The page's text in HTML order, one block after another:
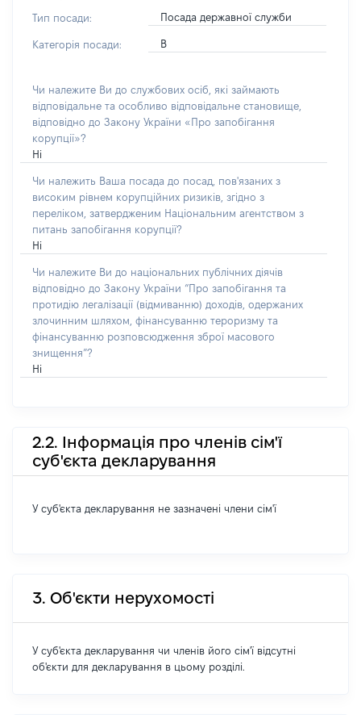
Тип посади: Посада державної служби
Категорія посади: В
Чи належите Ви до службових осіб, які займають
відповідальне та особливо відповідальне становище,
відповідно до Закону України «Про запобігання
корупції»?
Ні
Чи належить Ваша посада до посад, пов'язаних з
високим рівнем корупційних ризиків, згідно з
переліком, затвердженим Національним агентством з
питань запобігання корупції?
Ні
Чи належите Ви до національних публічних діячів
відповідно до Закону України “Про запобігання та
протидію легалізації (відмиванню) доходів, одержаних
злочинним шляхом, фінансуванню тероризму та
фінансуванню розповсюдження зброї масового
знищення”?
Ні
2.2. Інформація про членів сім'ї
суб'єкта декларування
У суб'єкта декларування не зазначені члени сім'ї
3. Об'єкти нерухомості
У суб'єкта декларування чи членів його сім'ї відсутні
об'єкти для декларування в цьому розділі.